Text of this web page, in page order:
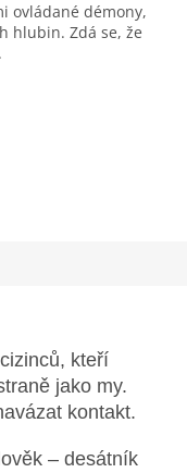
ovládané démony,
hlubin. Zdá se, že
kteří
jako my.
kontakt.
– desátník